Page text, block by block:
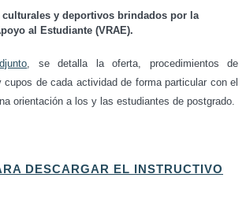
y deportivos brindados por la
al Estudiante (VRAE).
, se detalla la oferta, procedimientos de
de cada actividad de forma particular con el
orientación a los y las estudiantes de postgrado.
DESCARGAR EL INSTRUCTIVO